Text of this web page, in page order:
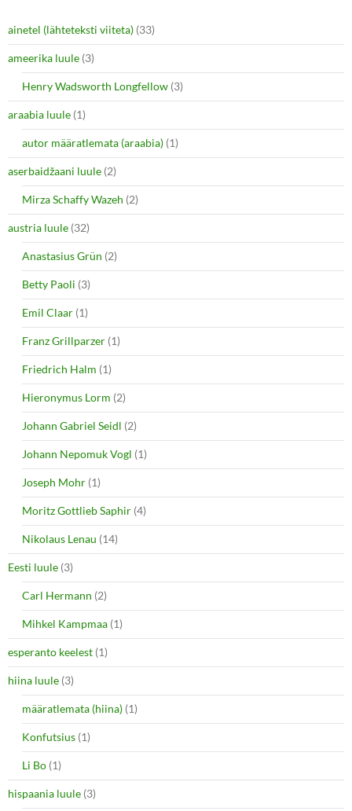
ainetel (lähteteksti viiteta) (33)
ameerika luule (3)
Henry Wadsworth Longfellow (3)
araabia luule (1)
autor määratlemata (araabia) (1)
aserbaidžaani luule (2)
Mirza Schaffy Wazeh (2)
austria luule (32)
Anastasius Grün (2)
Betty Paoli (3)
Emil Claar (1)
Franz Grillparzer (1)
Friedrich Halm (1)
Hieronymus Lorm (2)
Johann Gabriel Seidl (2)
Johann Nepomuk Vogl (1)
Joseph Mohr (1)
Moritz Gottlieb Saphir (4)
Nikolaus Lenau (14)
Eesti luule (3)
Carl Hermann (2)
Mihkel Kampmaa (1)
esperanto keelest (1)
hiina luule (3)
määratlemata (hiina) (1)
Konfutsius (1)
Li Bo (1)
hispaania luule (3)